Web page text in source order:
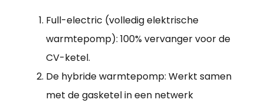
Full-electric (volledig elektrische
warmtepomp): 100% vervanger voor de
CV-ketel.
De hybride warmtepomp: Werkt samen
met de gasketel in een netwerk